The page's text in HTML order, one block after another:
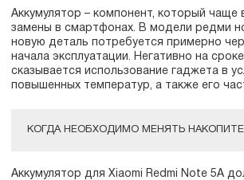
Аккумулятор – компонент, который чаще
замены в смартфонах. В модели редми
новую деталь потребуется примерно
начала эксплуатации. Негативно на
сказывается использование гаджета в
повышенных температур, а также его
КОГДА НЕОБХОДИМО МЕНЯТЬ
Аккумулятор для Xiaomi Redmi Note 5A